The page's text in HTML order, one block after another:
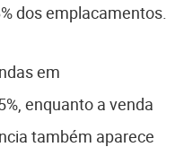
dos emplacamentos.
em
enquanto a venda
também aparece